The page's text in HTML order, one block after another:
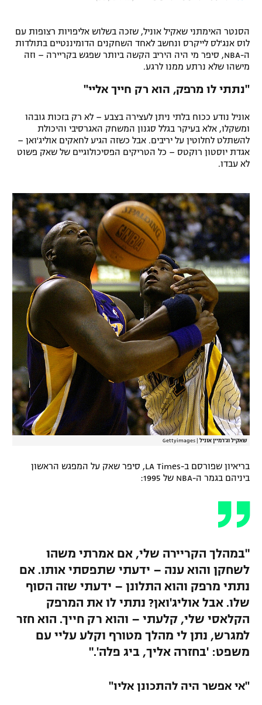
תקנון עבור פעילות אלקטרה
תקנון עבור פעילות ספורט 1 – "מרלן"
גיימינג E-Sports
תנאי שימוש
מדיניות פרטיות
תקנון פעילות ספורט 1
רשיון להקרנה פומבית לבית עסק
הצטרפות לחבילת הערוצים
לוח דרושים – ג'ובנט
תגיות
פוטבול אמריקאי NFL
בייסבול MLB
ספורט אתגרי ואקסטרים
אומנויות לחימה
גיימינג E-Sports
הסנטר האימתני שאקיל אוניל, שזכה בשלוש אליפויות רצופות עם
לוס אנג'לס לייקרס ונחשב לאחד השחקנים הדומיננטיים בתולדות
ה-NBA, סיפר מי היה היריב הקשה ביותר שפגש בקריירה – וזה
מישהו שלא נרתע ממנו לרגע.
"נתתי לו מרפק, הוא רק חייך אליי"
אוניל נודע ככוח בלתי ניתן לעצירה בצבע – לא רק בזכות גובהו
ומשקלו, אלא בעיקר בגלל סגנון המשחק האגרסיבי והיכולת
להשתלט לחלוטין על יריבים. אבל כשזה הגיע לחאקים אוליג'ואן –
אגדת יוסטון רוקטס – כל הטריקים הפסיכולוגיים של שאק פשוט
לא עבדו.
שאקיל וג'רמיין אוניל Gettyimages
בריאיון שפורסם ב-LA Times, סיפר שאק על המפגש הראשון
ביניהם בגמר ה-NBA של 1995:
"במהלך הקריירה שלי, אם אמרתי משהו
לשחקן והוא ענה – ידעתי שתפסתי אותו. אם
נתתי מרפק והוא התלונן – ידעתי שזה הסוף
שלו. אבל אוליג'ואן? נתתי לו את המרפק
הקלאסי שלי, קלעתי – והוא רק חייך. הוא חזר
למגרש, נתן לי מהלך מטורף וקלע עליי עם
משפט: 'בחזרה אליך, ביג פלה'."
"אי אפשר היה להתכונן אליו"